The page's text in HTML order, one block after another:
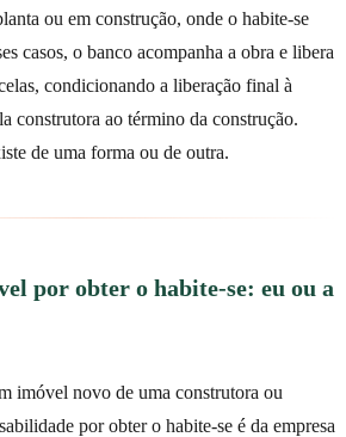
ou em construção, onde o habite-se
casos, o banco acompanha a obra e libera
condicionando a liberação final à
construtora ao término da construção.
de uma forma ou de outra.
por obter o habite-se: eu ou a
imóvel novo de uma construtora ou
por obter o habite-se é da empresa